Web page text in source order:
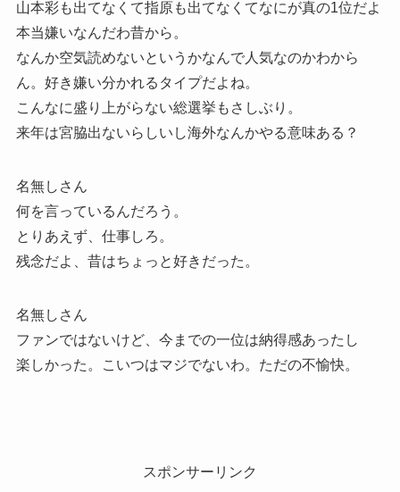
山本彩も出てなくて指原も出てなくてなにが真の1位だよ
本当嫌いなんだわ昔から。
なんか空気読めないというかなんで人気なのかわから
ん。好き嫌い分かれるタイプだよね。
こんなに盛り上がらない総選挙もさしぶり。
来年は宮脇出ないらしいし海外なんかやる意味ある？
名無しさん
何を言っているんだろう。
とりあえず、仕事しろ。
残念だよ、昔はちょっと好きだった。
名無しさん
ファンではないけど、今までの一位は納得感あったし
楽しかった。こいつはマジでないわ。ただの不愉快。
スポンサーリンク